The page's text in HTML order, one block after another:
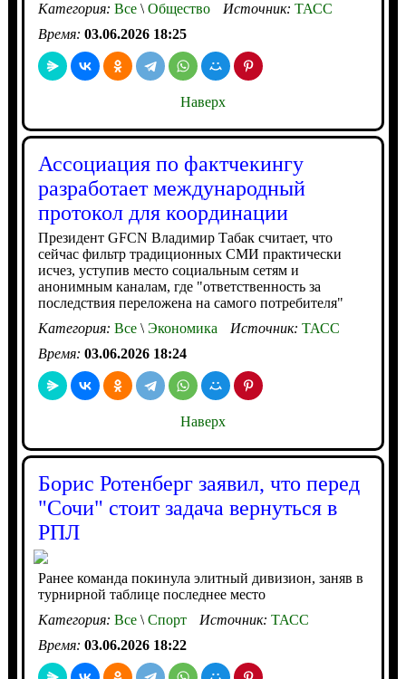
Категория: Все\Общество Источник: ТАСС
Время: 03.06.2026 18:25
Наверх
Ассоциация по фактчекингу
разработает международный
протокол для координации
Президент GFCN Владимир Табак считает, что
сейчас фильтр традиционных СМИ практически
исчез, уступив место социальным сетям и
анонимным каналам, где "ответственность за
последствия переложена на самого потребителя"
Категория: Все\Экономика Источник: ТАСС
Время: 03.06.2026 18:24
Наверх
Борис Ротенберг заявил, что перед
"Сочи" стоит задача вернуться в
РПЛ
Ранее команда покинула элитный дивизион, заняв в
турнирной таблице последнее место
Категория: Все\Спорт Источник: ТАСС
Время: 03.06.2026 18:22